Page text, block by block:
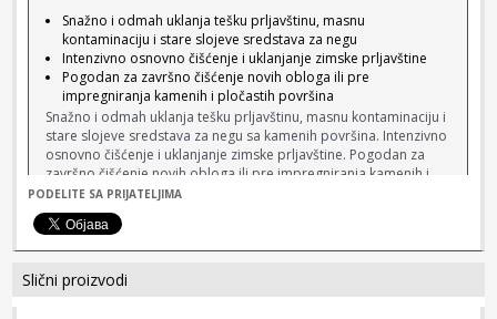
Snažno i odmah uklanja tešku prljavštinu, masnu
kontaminaciju i stare slojeve sredstava za negu
Intenzivno osnovno čišćenje i uklanjanje zimske prljavštine
Pogodan za završno čišćenje novih obloga ili pre
impregniranja kamenih i pločastih površina
Snažno i odmah uklanja tešku prljavštinu, masnu kontaminaciju i
stare slojeve sredstava za negu sa kamenih površina. Intenzivno
osnovno čišćenje i uklanjanje zimske prljavštine. Pogodan za
završno čišćenje novih obloga ili pre impregniranja kamenih i
pločastih površina.
Oblast primene:
Za sve vrste prirodnog i veštačkog kamena kao što su liveni
kamen, teraco, granit, škriljac, keramičke pločice ili fini kamen.
PODELITE SA PRIJATELJIMA
Slični proizvodi